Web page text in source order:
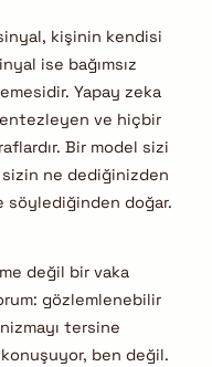
kişinin kendisi
ise bağımsız
Yapay zeka
ve hiçbir
Bir model sizi
ne dediğinizden
söylediğinden doğar.
değil bir vaka
gözlemlenebilir
tersine
ben değil.